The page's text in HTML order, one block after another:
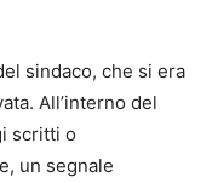
sindaco, che si era
All’interno del
scritti o
un segnale